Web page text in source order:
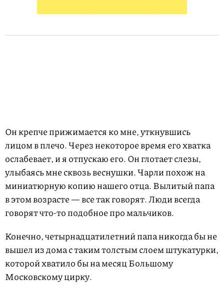
Он крепче прижимается ко мне, уткнувшись
лицом в плечо. Через некоторое время его хватка
ослабевает, и я отпускаю его. Он глотает слезы,
улыбаясь мне сквозь веснушки. Чарли похож на
миниатюрную копию нашего отца. Вылитый папа
в этом возрасте — все так говорят. Люди всегда
говорят что-то подобное про мальчиков.
Конечно, четырнадцатилетний папа никогда бы не
вышел из дома с таким толстым слоем штукатурки,
которой хватило бы на месяц Большому
Московскому цирку.